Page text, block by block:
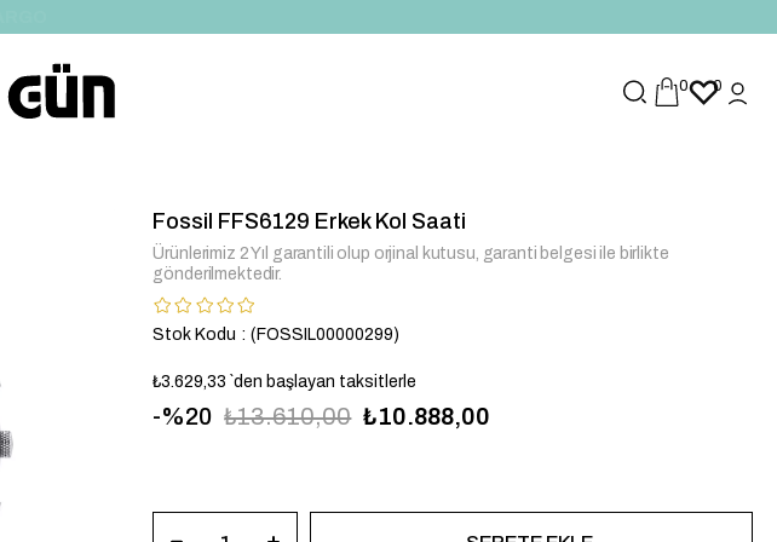
0 0
Fossil FFS6129 Erkek Kol Saati
Ürünlerimiz 2 Yıl garantili olup orjinal kutusu, garanti belgesi ile birlikte
gönderilmektedir.
Stok Kodu (FOSSIL00000299)
₺3.629,33 `den başlayan taksitlerle
20 ₺13.610,00 ₺10.888,00